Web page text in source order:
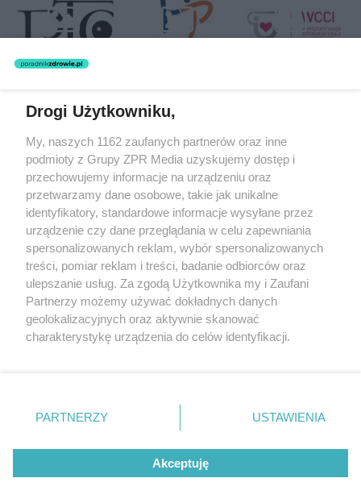
Żaden utwór zamieszczony w serwisie nie może być powielany i
rozpowszechniany lub dalej rozpowszechniany w jakikolwiek sposób
(w tym także elektroniczny lub mechaniczny) na jakimkolwiek polu
eksploatacji w jakiejkolwiek formie, włącznie z umieszczaniem w
Internecie bez pisemnej zgody właściciela praw. Jakiekolwiek użycie
lub wykorzystanie utworów w całości lub w części z naruszeniem
prawa, tzn. bez właściwej zgody, jest zabronione pod groźbą kary i
może być ścigane prawnie.
O nas
Drogi Użytkowniku,
My, naszych 1162 zaufanych partnerów oraz inne
podmioty z Grupy ZPR Media uzyskujemy dostęp i
przechowujemy informacje na urządzeniu oraz
przetwarzamy dane osobowe, takie jak unikalne
identyfikatory, standardowe informacje wysyłane przez
urządzenie czy dane przeglądania w celu zapewniania
spersonalizowanych reklam, wybór spersonalizowanych
treści, pomiar reklam i treści, badanie odbiorców oraz
ulepszanie usług. Za zgodą Użytkownika my i Zaufani
Partnerzy możemy używać dokładnych danych
geolokalizacyjnych oraz aktywnie skanować
charakterystykę urządzenia do celów identyfikacji.
zmienić/wycofać klikając przycisk ustawień prywatności
znajdujący się w lewym dolnym rogu strony
rodzaje przetwarzania danych nie wymagają zgody
użytkownika, ale masz prawo sprzeciwić się takiemu
przetwarzaniu. Preferencje będą miały zastosowanie tylko
PARTNERZY USTAWIENIA
Akceptuję